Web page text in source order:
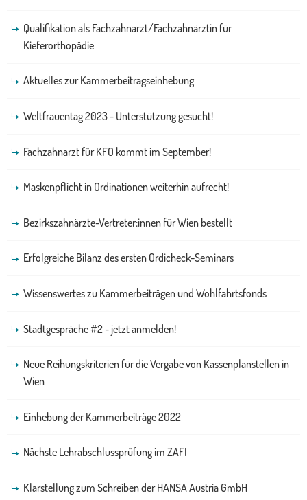
Qualifikation als Fachzahnarzt/Fachzahnärztin für
Kieferorthopädie
Aktuelles zur Kammerbeitragseinhebung
Weltfrauentag 2023 - Unterstützung gesucht!
Fachzahnarzt für KFO kommt im September!
Maskenpflicht in Ordinationen weiterhin aufrecht!
Bezirkszahnärzte-Vertreter:innen für Wien bestellt
Erfolgreiche Bilanz des ersten Ordicheck-Seminars
Wissenswertes zu Kammerbeiträgen und Wohlfahrtsfonds
Stadtgespräche #2 - jetzt anmelden!
Neue Reihungskriterien für die Vergabe von Kassenplanstellen in
Wien
Einhebung der Kammerbeiträge 2022
Nächste Lehrabschlussprüfung im ZAFI
Klarstellung zum Schreiben der HANSA Austria GmbH